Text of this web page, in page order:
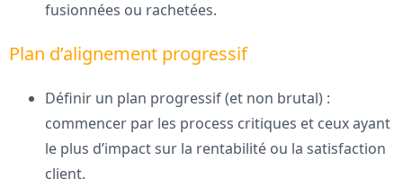
fusionnées ou rachetées.
Plan d’alignement progressif
Définir un plan progressif (et non brutal) :
commencer par les process critiques et ceux ayant
le plus d’impact sur la rentabilité ou la satisfaction
client.